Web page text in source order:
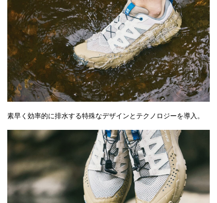
素早く効率的に排水する特殊なデザインとテクノロジーを導入。